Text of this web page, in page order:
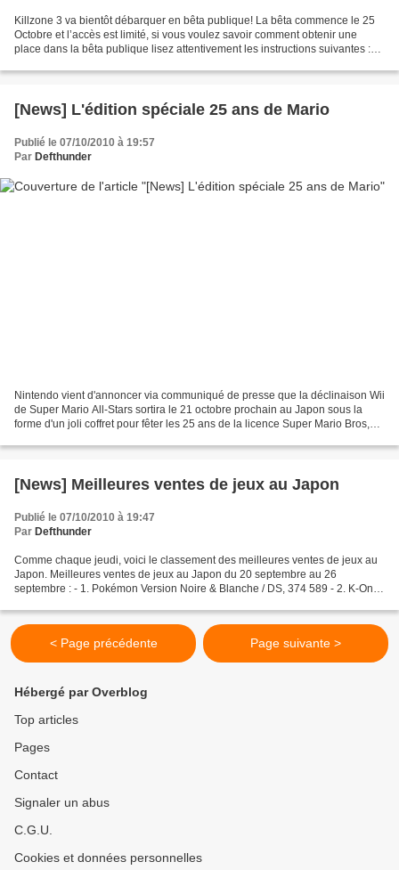
Killzone 3 va bientôt débarquer en bêta publique! La bêta commence le 25
Octobre et l’accès est limité, si vous voulez savoir comment obtenir une
place dans la bêta publique lisez attentivement les instructions suivantes :
[News] L'édition spéciale 25 ans de Mario
Publié le 07/10/2010 à 19:57
Par Defthunder
Nintendo vient d'annoncer via communiqué de presse que la déclinaison Wii
de Super Mario All-Stars sortira le 21 octobre prochain au Japon sous la
forme d'un joli coffret pour fêter les 25 ans de la licence Super Mario Bros,
[News] Meilleures ventes de jeux au Japon
Publié le 07/10/2010 à 19:47
Par Defthunder
Comme chaque jeudi, voici le classement des meilleures ventes de jeux au
Japon. Meilleures ventes de jeux au Japon du 20 septembre au 26
septembre : - 1. Pokémon Version Noire & Blanche / DS, 374 589 - 2. K-On ! /
< Page précédente Page suivante >
Hébergé par Overblog
Top articles
Pages
Contact
Signaler un abus
C.G.U.
Cookies et données personnelles